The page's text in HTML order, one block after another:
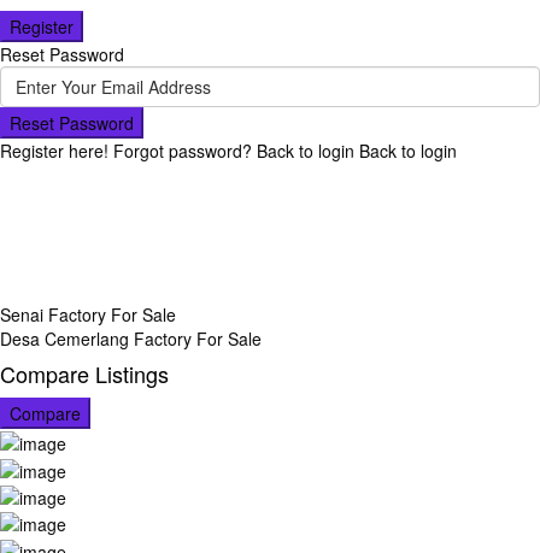
Register
Reset Password
Reset Password
Register here! Forgot password? Back to login Back to login
Senai Factory For Sale
Desa Cemerlang Factory For Sale
Compare Listings
Compare